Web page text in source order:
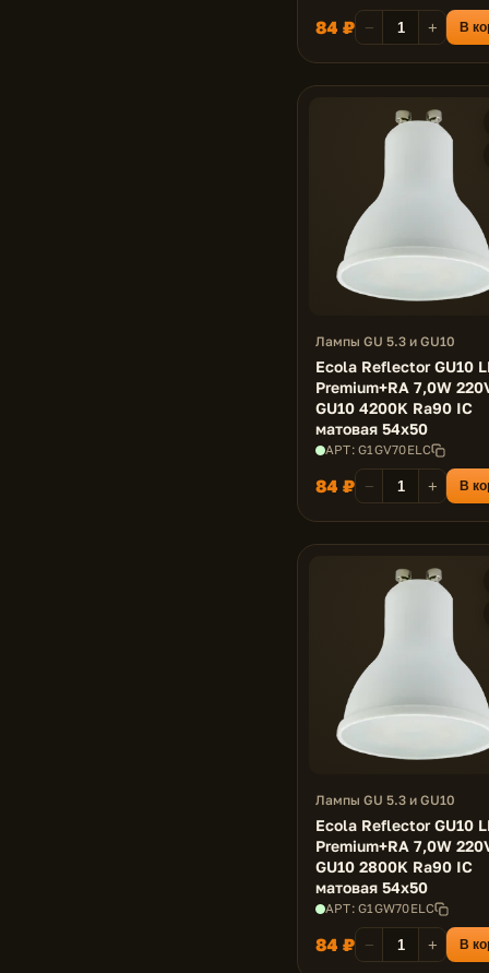
84 ₽ − + В
Лампы GU 5.3 и GU10
Ecola Reflector GU10
Premium+RA 7,0W
GU10 4200K Ra90 IC
матовая 54x50
АРТ: G1GV70ELC
84 ₽ − + В
Лампы GU 5.3 и GU10
Ecola Reflector GU10
Premium+RA 7,0W
GU10 2800K Ra90 IC
матовая 54x50
АРТ: G1GW70ELC
84 ₽ − + В